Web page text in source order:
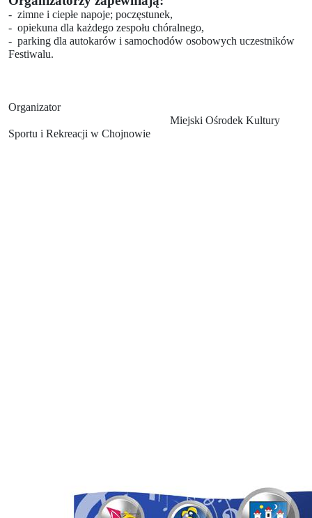
- zimne i ciepłe napoje; poczęstunek,
- opiekuna dla każdego zespołu chóralnego,
- parking dla autokarów i samochodów osobowych uczestników
Festiwalu.
Organizator
Miejski Ośrodek Kultury
Sportu i Rekreacji w Chojnowie